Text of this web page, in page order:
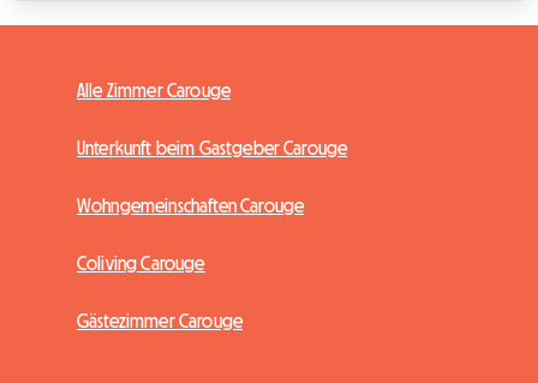
Alle Zimmer Carouge
Unterkunft beim Gastgeber Carouge
Wohngemeinschaften Carouge
Coliving Carouge
Gästezimmer Carouge